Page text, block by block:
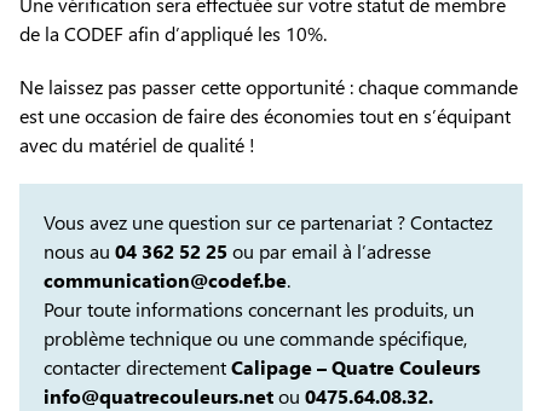
de la CODEF afin d’appliqué les 10%.
Ne laissez pas passer cette opportunité : chaque commande
est une occasion de faire des économies tout en s’équipant
avec du matériel de qualité !
Vous avez une question sur ce partenariat ? Contactez
nous au 04 362 52 25ou par email à l’adresse
communication@codef.be.
Pour toute informations concernant les produits, un
problème technique ou une commande spécifique,
contacter directementCalipage – Quatre Couleurs
info@quatrecouleurs.netou 0475.64.08.32.